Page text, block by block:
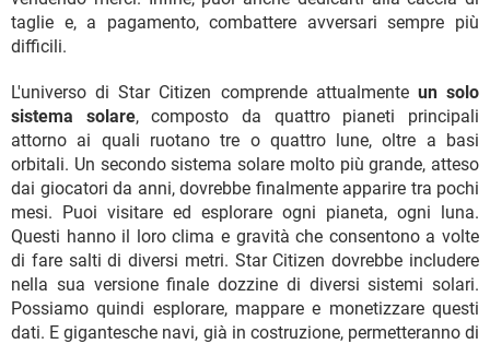
taglie e, a pagamento, combattere avversari sempre più
difficili.
L'universo di Star Citizen comprende attualmente un solo
sistema solare, composto da quattro pianeti principali
attorno ai quali ruotano tre o quattro lune, oltre a basi
orbitali. Un secondo sistema solare molto più grande, atteso
dai giocatori da anni, dovrebbe finalmente apparire tra pochi
mesi. Puoi visitare ed esplorare ogni pianeta, ogni luna.
Questi hanno il loro clima e gravità che consentono a volte
di fare salti di diversi metri. Star Citizen dovrebbe includere
nella sua versione finale dozzine di diversi sistemi solari.
Possiamo quindi esplorare, mappare e monetizzare questi
dati. E gigantesche navi, già in costruzione, permetteranno di